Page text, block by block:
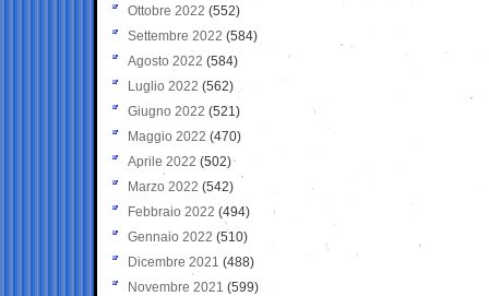
Ottobre 2022 (552)
Settembre 2022 (584)
Agosto 2022 (584)
Luglio 2022 (562)
Giugno 2022 (521)
Maggio 2022 (470)
Aprile 2022 (502)
Marzo 2022 (542)
Febbraio 2022 (494)
Gennaio 2022 (510)
Dicembre 2021 (488)
Novembre 2021 (599)